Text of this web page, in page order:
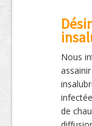
Nous
de